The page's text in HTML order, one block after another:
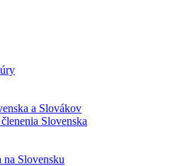
a Slovákov
Slovenska
na Slovensku